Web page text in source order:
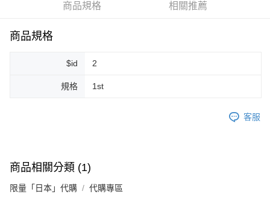
悠遊付
全家純取貨 (先付款
每筆NT$80，滿NT$999(含以上)免運費
商品規格 相關推薦
商品規格
$id 2
規格 1st
客服
商品相關分類 (1)
限量「日本」代購 代購專區